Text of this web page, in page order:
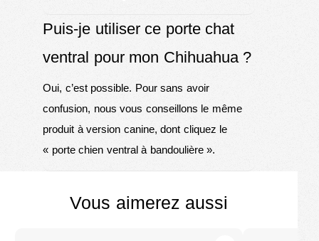
Puis-je utiliser ce porte chat
ventral pour mon Chihuahua ?
Oui, c’est possible. Pour sans avoir
confusion, nous vous conseillons le même
produit à version canine, dont cliquez le
« porte chien ventral à bandoulière».
Vous aimerez aussi